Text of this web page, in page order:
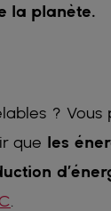
la planète.
? Vous
que les